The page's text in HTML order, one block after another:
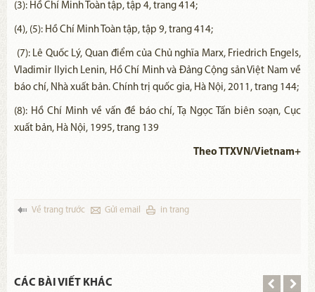
(3): Hồ Chí Minh Toàn tập, tập 4, trang 414;
(4), (5): Hồ Chí Minh Toàn tập, tập 9, trang 414;
(7): Lê Quốc Lý, Quan điểm của Chủ nghĩa Marx, Friedrich Engels,
Vladimir Ilyich Lenin, Hồ Chí Minh và Đảng Cộng sản Việt Nam về
báo chí, Nhà xuất bản. Chính trị quốc gia, Hà Nội, 2011, trang 144;
(8): Hồ Chí Minh về vấn đề báo chí, Tạ Ngọc Tấn biên soạn, Cục
xuất bản, Hà Nội, 1995, trang 139
Theo TTXVN/Vietnam+
Về trang trước Gửi email in trang
CÁC BÀI VIẾT KHÁC